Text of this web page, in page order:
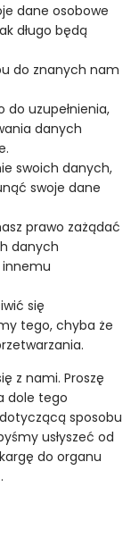
dane osobowe
długo będą
do znanych nam
do uzupełnienia,
danych
swoich danych,
swoje dane
prawo zażądać
danych
innemu
się
tego, chyba że
z nami. Proszę
dole tego
sposobu
usłyszeć od
do organu